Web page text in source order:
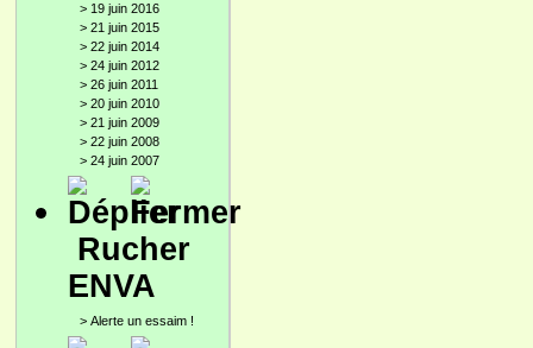
> 19 juin 2016
> 21 juin 2015
> 22 juin 2014
> 24 juin 2012
> 26 juin 2011
> 20 juin 2010
> 21 juin 2009
> 22 juin 2008
> 24 juin 2007
Rucher
ENVA
> Alerte un essaim !